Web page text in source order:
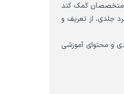
و متخصصان کمک کند
جلدی، از تعریف و
و محتوای آموزشی